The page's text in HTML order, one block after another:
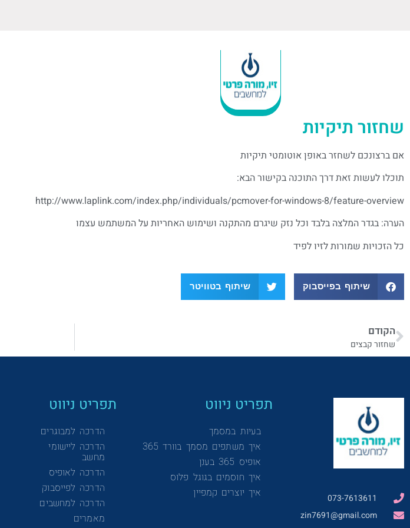
שחזור תיקיות
אם ברצונכם לשחזר באופן אוטומטי תיקיות
תוכלו לעשות זאת דרך התוכנה בקישור הבא:
http://www.laplink.com/index.php/individuals/pcmover-for-windows-8/feature-overview
הערה: בגדר המלצה בלבד וכל נזק שיגרם מהתקנה ושימוש האחריות על המשתמש עצמו
כל הזכויות שמורות לזיו לפיד
שיתוף בפייסבוק שיתוף בטוויטר
הקודם
שחזור קבצים
073-7613611
zin7691@gmail.com
תפריט ניווט
בעיות במסמך
איך משתפים מסמך בוורד 365
אופיס 365 בענן
איך חוסמים בגוגל פלוס
איך יוצרים קמפיין
תפריט ניווט
הדרכה למבוגרים
הדרכה ליישומי
מחשב
הדרכה לאופיס
הדרכה לפייסבוק
הדרכה למחשבים
מאמרים